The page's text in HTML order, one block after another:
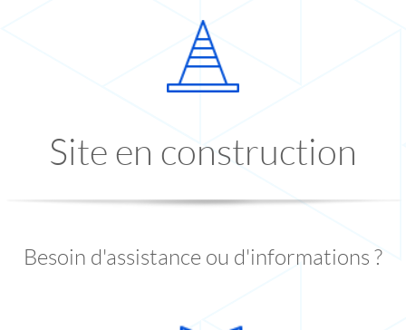
Site en construction
Besoin d'assistance ou d'informations ?